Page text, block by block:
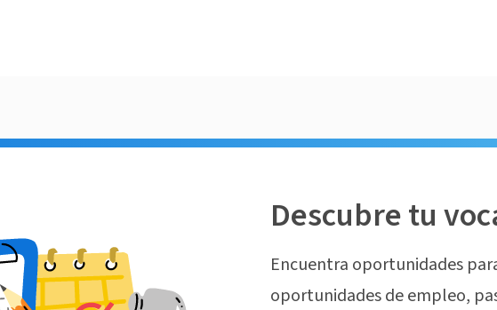
Descubre tu
Encuentra oportunidades
oportunidades de empleo,